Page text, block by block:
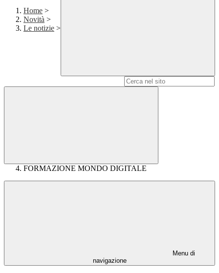
Home >
Novità >
Le notizie >
FORMAZIONE MONDO DIGITALE
Menu di
navigazione